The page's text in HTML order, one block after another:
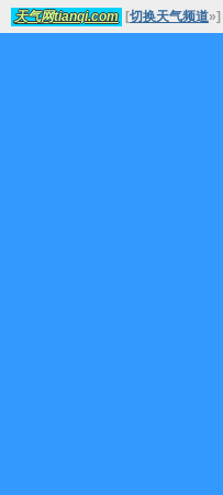
天气网tianqi.com [切换天气频道»]